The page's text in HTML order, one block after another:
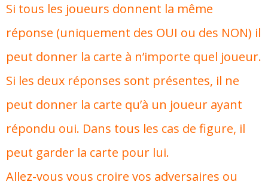
Si tous les joueurs donnent la même
réponse (uniquement des OUI ou des NON) il
peut donner la carte à n’importe quel joueur.
Si les deux réponses sont présentes, il ne
peut donner la carte qu’à un joueur ayant
répondu oui. Dans tous les cas de figure, il
peut garder la carte pour lui.
Allez-vous vous croire vos adversaires ou